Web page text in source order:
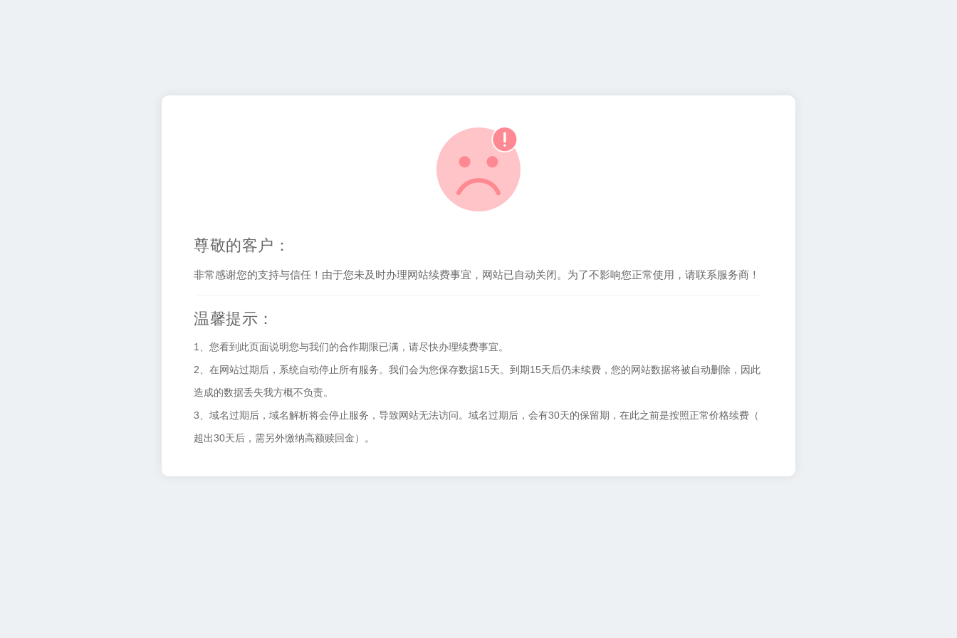
尊敬的客户：
非常感谢您的支持与信任！由于您未及时办理网站续费事宜，网站已自动关闭。为了不影响您正常使用，请联系服务商！
温馨提示：
1、您看到此页面说明您与我们的合作期限已满，请尽快办理续费事宜。
2、在网站过期后，系统自动停止所有服务。我们会为您保存数据15天。到期15天后仍未续费，您的网站数据将被自动删除，因此
造成的数据丢失我方概不负责。
3、域名过期后，域名解析将会停止服务，导致网站无法访问。域名过期后，会有30天的保留期，在此之前是按照正常价格续费（
超出30天后，需另外缴纳高额赎回金）。